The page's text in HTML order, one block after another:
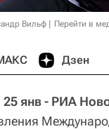
Вильф Перейти в
Дзен
янв - РИА